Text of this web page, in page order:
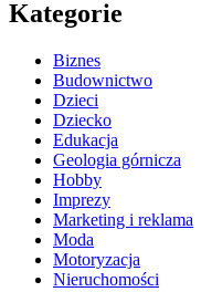
Kategorie
Biznes
Budownictwo
Dzieci
Dziecko
Edukacja
Geologia górnicza
Hobby
Imprezy
Marketing i reklama
Moda
Motoryzacja
Nieruchomości